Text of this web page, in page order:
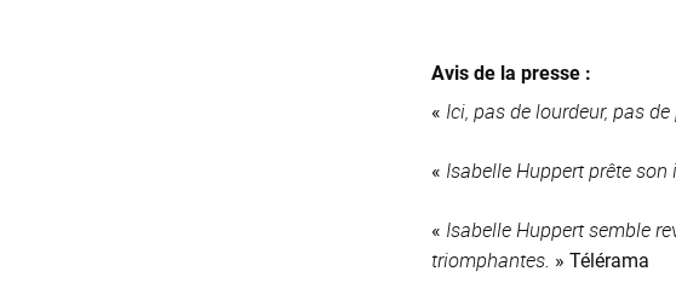
Avis de la presse :
« Ici, pas de lourdeur, pas
« Isabelle Huppert prête
« Isabelle Huppert semble
triomphantes. » Télérama